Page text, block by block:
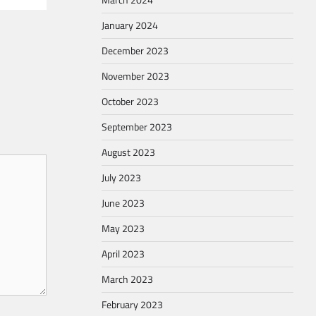
January 2024
December 2023
November 2023
October 2023
September 2023
August 2023
July 2023
June 2023
May 2023
April 2023
March 2023
February 2023